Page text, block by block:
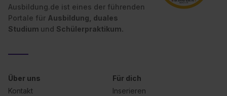
Ausbildung.de ist eines der führenden
Portale für Ausbildung, duales
Studium und Schülerpraktikum.
Über uns
Kontakt
Für dich
Inserieren